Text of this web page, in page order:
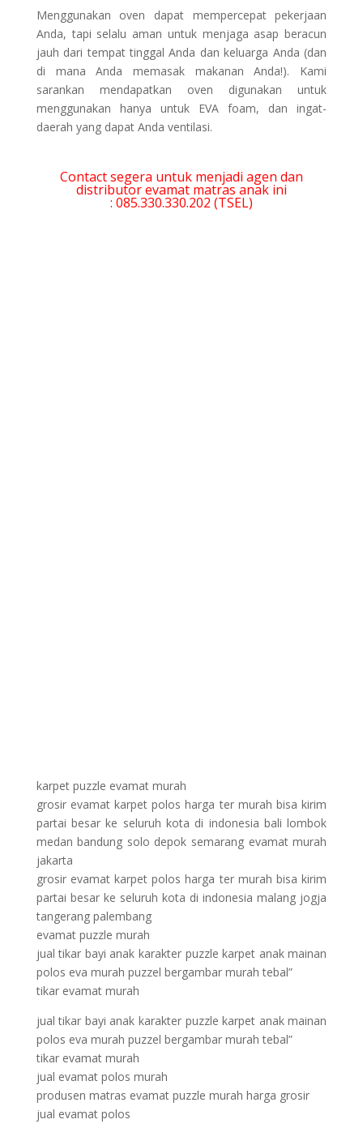
Menggunakan oven dapat mempercepat pekerjaan
Anda, tapi selalu aman untuk menjaga asap beracun
jauh dari tempat tinggal Anda dan keluarga Anda (dan
di mana Anda memasak makanan Anda!). Kami
sarankan mendapatkan oven digunakan untuk
menggunakan hanya untuk EVA foam, dan ingat-
daerah yang dapat Anda ventilasi.
Contact segera untuk menjadi agen dan
distributor evamat matras anak ini
: 085.330.330.202 (TSEL)
karpet puzzle evamat murah
grosir evamat karpet polos harga ter murah bisa kirim
partai besar ke seluruh kota di indonesia bali lombok
medan bandung solo depok semarang evamat murah
jakarta
grosir evamat karpet polos harga ter murah bisa kirim
partai besar ke seluruh kota di indonesia malang jogja
tangerang palembang
evamat puzzle murah
jual tikar bayi anak karakter puzzle karpet anak mainan
polos eva murah puzzel bergambar murah tebal”
tikar evamat murah
jual tikar bayi anak karakter puzzle karpet anak mainan
polos eva murah puzzel bergambar murah tebal”
tikar evamat murah
jual evamat polos murah
produsen matras evamat puzzle murah harga grosir
jual evamat polos